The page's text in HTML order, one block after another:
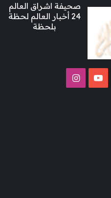
صحيفة اشراق العالم
24 أخبار العالم لحظة
بلحظة
‫YouTubeانستقرام